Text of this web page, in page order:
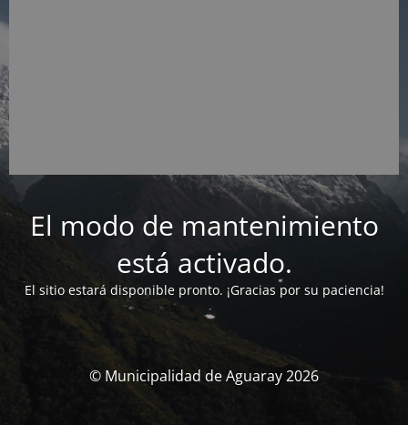
El modo de mantenimiento
está activado.
El sitio estará disponible pronto. ¡Gracias por su paciencia!
© Municipalidad de Aguaray 2026